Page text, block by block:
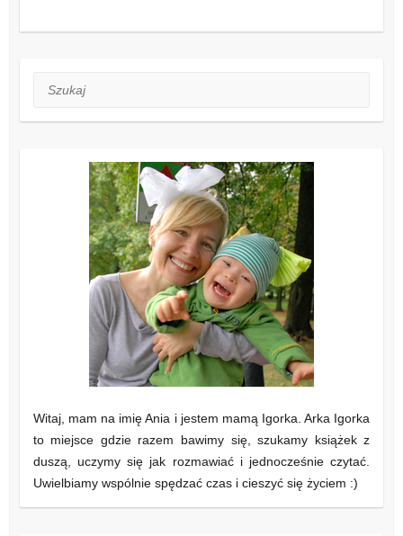
Szukaj
Witaj, mam na imię Ania i jestem mamą Igorka. Arka Igorka
to miejsce gdzie razem bawimy się, szukamy książek z
duszą, uczymy się jak rozmawiać i jednocześnie czytać.
Uwielbiamy wspólnie spędzać czas i cieszyć się życiem :)